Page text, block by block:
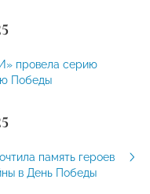
провела серию
Победы
память героев
в День Победы